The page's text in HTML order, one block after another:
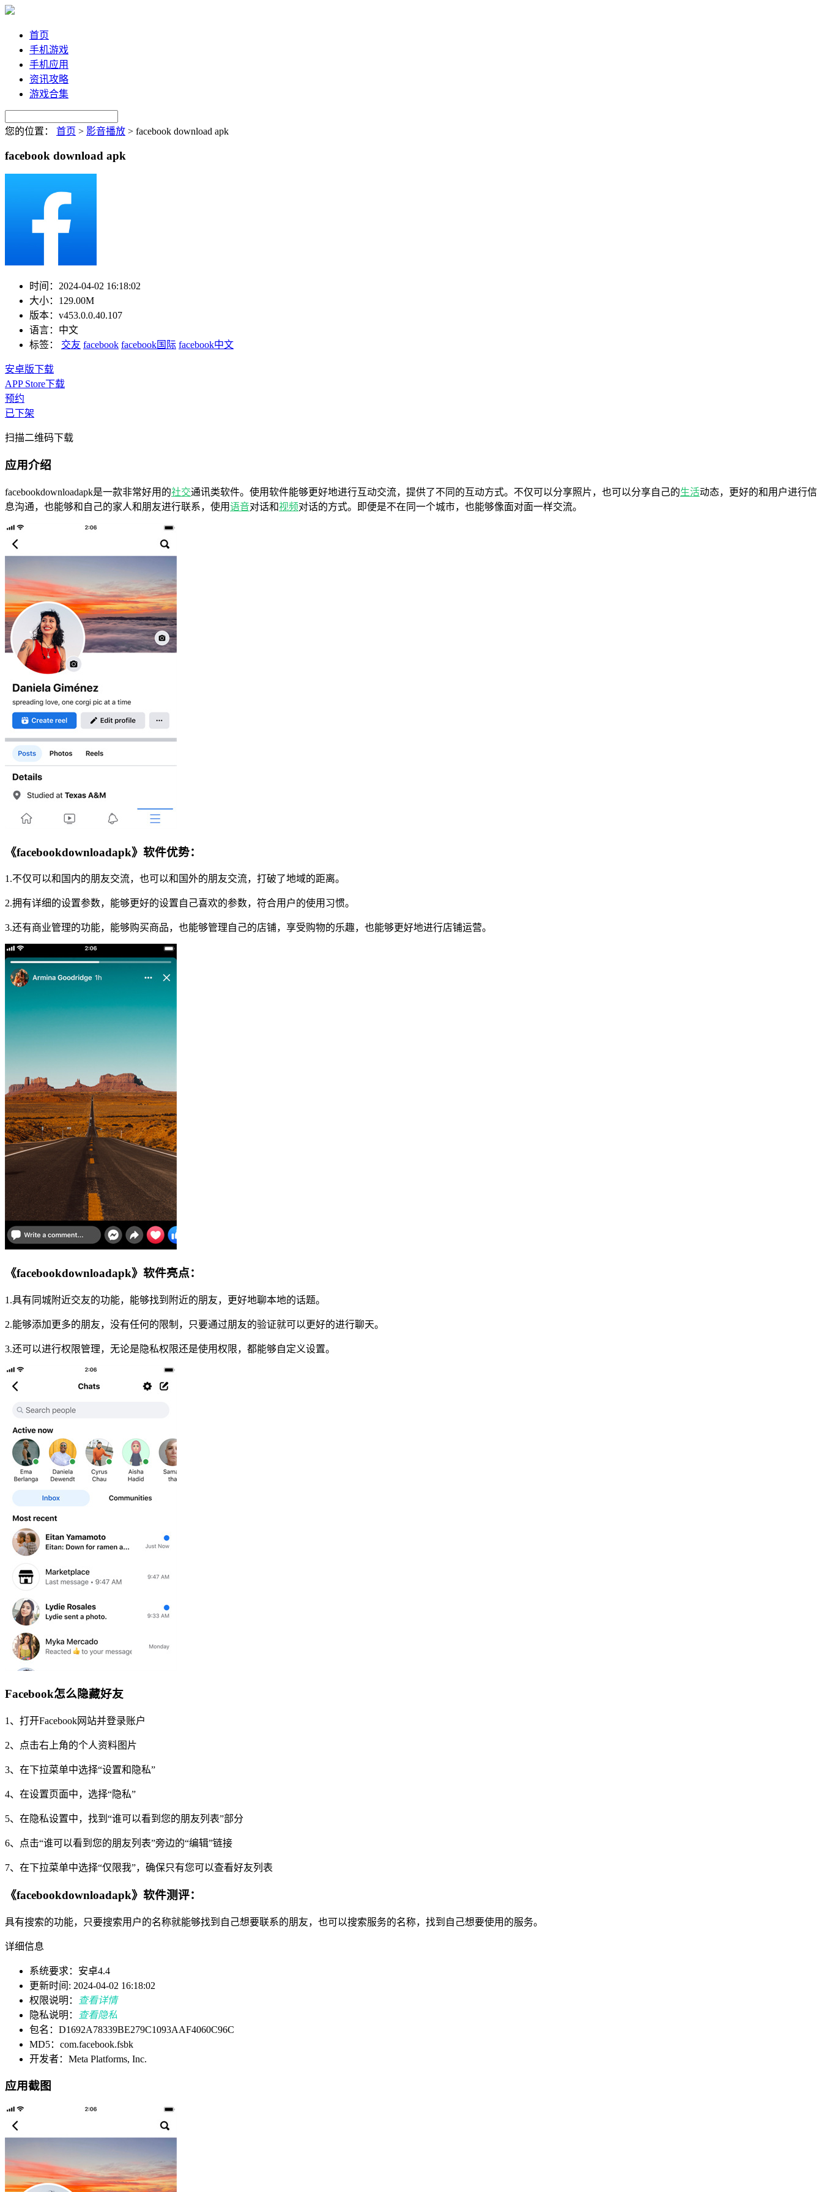
首页
手机游戏
手机应用
资讯攻略
游戏合集
您的位置： 首页 > 影音播放 > facebook download apk
facebook download apk
时间： 2024-04-02 16:18:02
大小： 129.00M
版本： v453.0.0.40.107
语言： 中文
标签：
交友 facebook facebook国际 facebook中文
安卓版下载
APP Store下载
预约
已下架
扫描二维码下载
应用介绍
facebookdownloadapk是一款非常好用的社交通讯类软件。使用软件能够更好地进行互动交流，提供了不同的互动方式。不仅可以分享照片，也可以分享自己的生活动态，更好的和用户进行信
息沟通，也能够和自己的家人和朋友进行联系，使用语音对话和视频对话的方式。即便是不在同一个城市，也能够像面对面一样交流。
《facebookdownloadapk》软件优势：
1.不仅可以和国内的朋友交流，也可以和国外的朋友交流，打破了地域的距离。
2.拥有详细的设置参数，能够更好的设置自己喜欢的参数，符合用户的使用习惯。
3.还有商业管理的功能，能够购买商品，也能够管理自己的店铺，享受购物的乐趣，也能够更好地进行店铺运营。
《facebookdownloadapk》软件亮点：
1.具有同城附近交友的功能，能够找到附近的朋友，更好地聊本地的话题。
2.能够添加更多的朋友，没有任何的限制，只要通过朋友的验证就可以更好的进行聊天。
3.还可以进行权限管理，无论是隐私权限还是使用权限，都能够自定义设置。
Facebook怎么隐藏好友
1、打开Facebook网站并登录账户
2、点击右上角的个人资料图片
3、在下拉菜单中选择“设置和隐私”
4、在设置页面中，选择“隐私”
5、在隐私设置中，找到“谁可以看到您的朋友列表”部分
6、点击“谁可以看到您的朋友列表”旁边的“编辑”链接
7、在下拉菜单中选择“仅限我”，确保只有您可以查看好友列表
《facebookdownloadapk》软件测评：
具有搜索的功能，只要搜索用户的名称就能够找到自己想要联系的朋友，也可以搜索服务的名称，找到自己想要使用的服务。
详细信息
系统要求：安卓4.4
更新时间: 2024-04-02 16:18:02
权限说明：
查看详情
隐私说明：
查看隐私
包名：D1692A78339BE279C1093AAF4060C96C
MD5：com.facebook.fsbk
开发者：Meta Platforms, Inc.
应用截图